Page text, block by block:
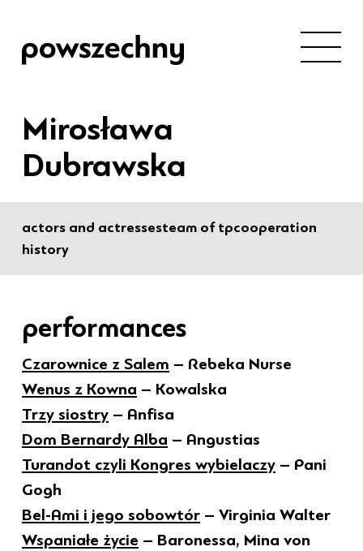
Mirosława
Dubrawska
actors and actressesteam of tpcooperation
history
performances
Czarownice z Salem – Rebeka Nurse
Wenus z Kowna – Kowalska
Trzy siostry – Anfisa
Dom Bernardy Alba – Angustias
Turandot czyli Kongres wybielaczy – Pani
Gogh
Bel-Ami i jego sobowtór – Virginia Walter
Wspaniałe życie – Baronessa, Mina von